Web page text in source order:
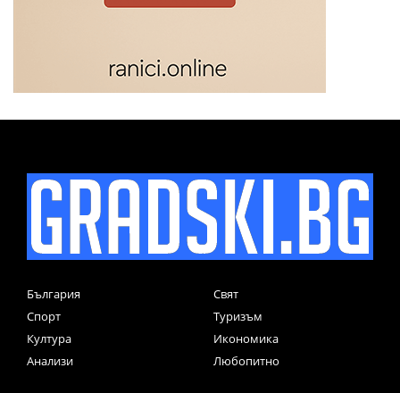
България
Свят
Спорт
Туризъм
Култура
Икономика
Анализи
Любопитно